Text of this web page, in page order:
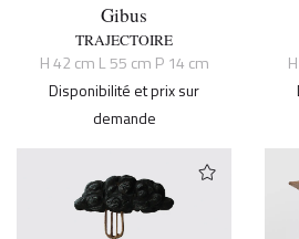
Gibus
TRAJECTOIRE
H 42 cm L 55 cm P 14 cm
Disponibilité et prix sur
demande